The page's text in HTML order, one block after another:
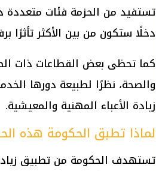
تستفيد من الحزمة فئات
دخلًا ستكون من بين الأكثر تأثرًا برفع
كما تحظى بعض القطاعات ذات
والصحة، نظرًا لطبيعة دورها
زيادة الأعباء المهنية والمعيشية.
لماذا تطبق الحكومة هذه
تستهدف الحكومة من تطبيق